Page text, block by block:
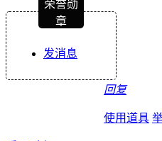
荣誉勋
章
发消息
回复
使用道具